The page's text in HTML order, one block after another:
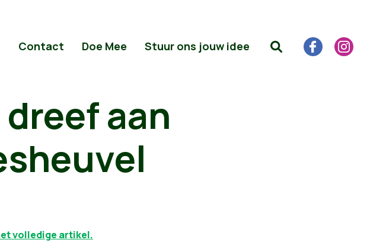
Contact Doe Mee Stuur ons jouw idee
aan
volledige artikel.